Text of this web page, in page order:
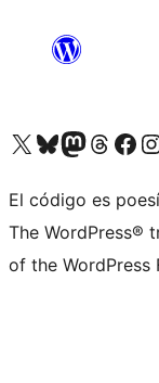
Visita nuestra cuenta de X (anteriormente Twitter)
Visita nuestra cuenta de Bluesky
Visita nuestra cuenta de
Visita nuestra cuenta
Visita
El código es
The WordPress®
of the WordPress